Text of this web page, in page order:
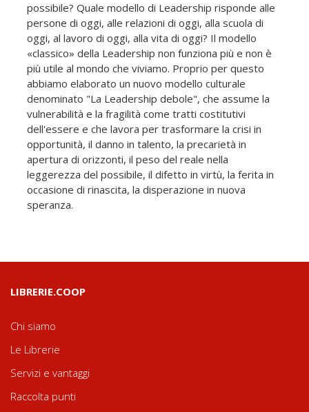
possibile? Quale modello di Leadership risponde alle
persone di oggi, alle relazioni di oggi, alla scuola di
oggi, al lavoro di oggi, alla vita di oggi? Il modello
«classico» della Leadership non funziona più e non è
più utile al mondo che viviamo. Proprio per questo
abbiamo elaborato un nuovo modello culturale
denominato "La Leadership debole", che assume la
vulnerabilità e la fragilità come tratti costitutivi
dell'essere e che lavora per trasformare la crisi in
opportunità, il danno in talento, la precarietà in
apertura di orizzonti, il peso del reale nella
leggerezza del possibile, il difetto in virtù, la ferita in
occasione di rinascita, la disperazione in nuova
speranza.
LIBRERIE.COOP
Chi siamo
Le Librerie
Servizi e vantaggi
Raccolta punti